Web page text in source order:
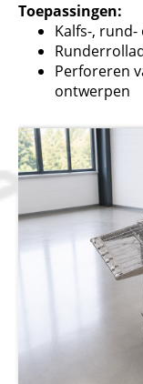
Toepassingen:
Kalfs-,
Perforeren
ontwerpen